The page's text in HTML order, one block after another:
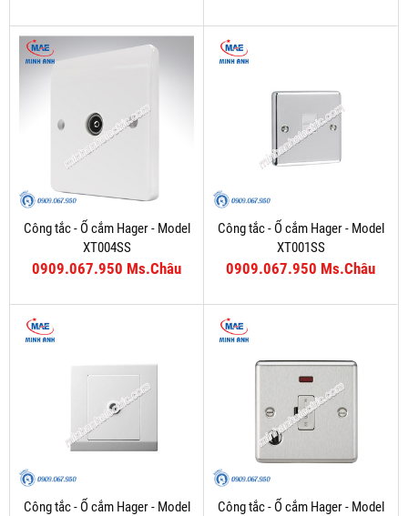
Công tắc - Ổ cắm Hager - Model
XT004SS
0909.067.950 Ms.Châu
Công tắc - Ổ cắm Hager - Model
XT001SS
0909.067.950 Ms.Châu
Công tắc - Ổ cắm Hager - Model
Công tắc - Ổ cắm Hager - Model